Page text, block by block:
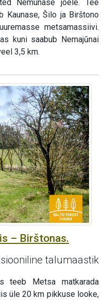
Nemunase jõele. Tee
Kaunase, Šilo ja Birštono
metsamassiivi.
kuni saabub Nemajūnai
3,5 km.
– Birštonas.
talumaastik
teeb Metsa matkarada
üle 20 km pikkuse looke,